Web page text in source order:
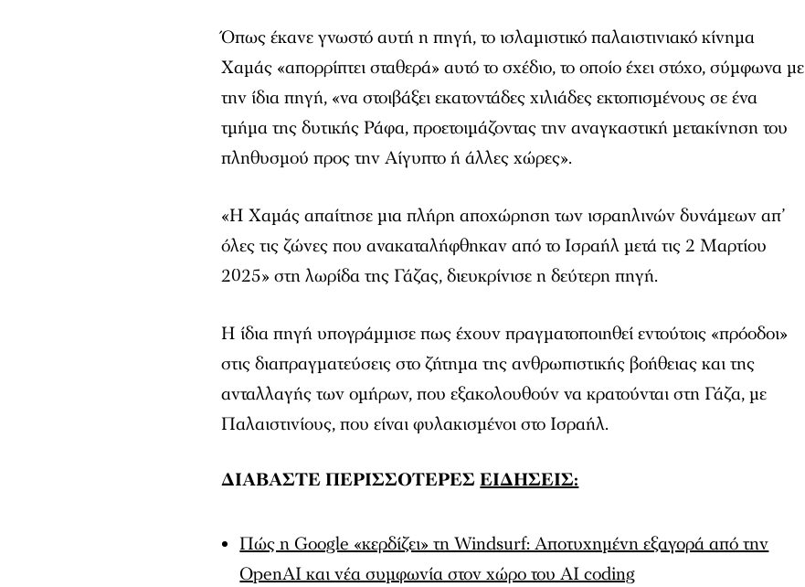
Όπως έκανε γνωστό αυτή η πηγή, το ισλαμιστικό παλαιστινιακό κίνημα
Χαμάς «απορρίπτει σταθερά» αυτό το σχέδιο, το οποίο έχει στόχο, σύμφωνα με
την ίδια πηγή, «να στοιβάξει εκατοντάδες χιλιάδες εκτοπισμένους σε ένα
τμήμα της δυτικής Ράφα, προετοιμάζοντας την αναγκαστική μετακίνηση του
πληθυσμού προς την Αίγυπτο ή άλλες χώρες».
«Η Χαμάς απαίτησε μια πλήρη αποχώρηση των ισραηλινών δυνάμεων απ’
όλες τις ζώνες που ανακαταλήφθηκαν από το Ισραήλ μετά τις 2 Μαρτίου
2025» στη λωρίδα της Γάζας, διευκρίνισε η δεύτερη πηγή.
Η ίδια πηγή υπογράμμισε πως έχουν πραγματοποιηθεί εντούτοις «πρόοδοι»
στις διαπραγματεύσεις στο ζήτημα της ανθρωπιστικής βοήθειας και της
ανταλλαγής των ομήρων, που εξακολουθούν να κρατούνται στη Γάζα, με
Παλαιστινίους, που είναι φυλακισμένοι στο Ισραήλ.
ΔΙΑΒΑΣΤΕ ΠΕΡΙΣΣΟΤΕΡΕΣΕΙΔΗΣΕΙΣ:
Πώς η Google «κερδίζει» τη Windsurf: Αποτυχημένη εξαγορά από την
OpenAI και νέα συμφωνία στον χώρο του AI coding